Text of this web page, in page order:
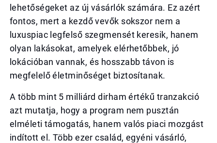
lehetőségeket az új vásárlók számára. Ez azért
fontos, mert a kezdő vevők sokszor nem a
luxuspiac legfelső szegmensét keresik, hanem
olyan lakásokat, amelyek elérhetőbbek, jó
lokációban vannak, és hosszabb távon is
megfelelő életminőséget biztosítanak.
A több mint 5 milliárd dirham értékű tranzakció
azt mutatja, hogy a program nem pusztán
elméleti támogatás, hanem valós piaci mozgást
indított el. Több ezer család, egyéni vásárló,